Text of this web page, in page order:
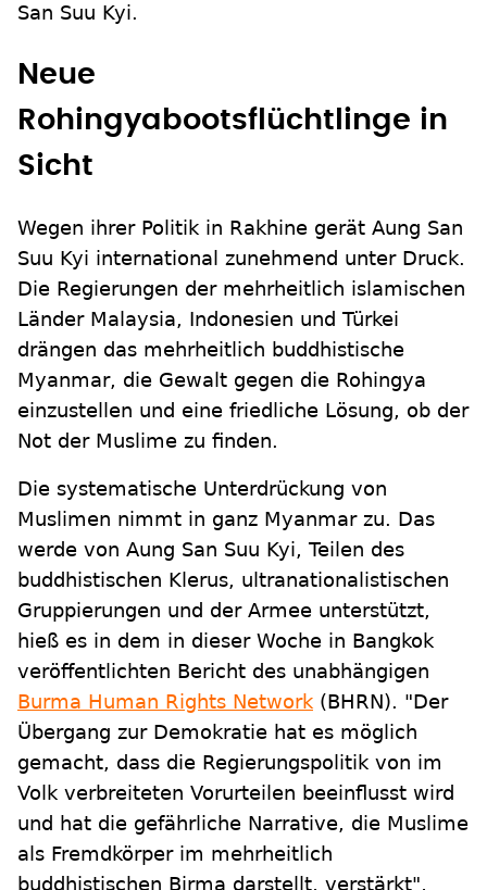
San Suu Kyi.
Neue
Rohingyabootsflüchtlinge in
Sicht
Wegen ihrer Politik in Rakhine gerät Aung San
Suu Kyi international zunehmend unter Druck.
Die Regierungen der mehrheitlich islamischen
Länder Malaysia, Indonesien und Türkei
drängen das mehrheitlich buddhistische
Myanmar, die Gewalt gegen die Rohingya
einzustellen und eine friedliche Lösung, ob der
Not der Muslime zu finden.
Die systematische Unterdrückung von
Muslimen nimmt in ganz Myanmar zu. Das
werde von Aung San Suu Kyi, Teilen des
buddhistischen Klerus, ultranationalistischen
Gruppierungen und der Armee unterstützt,
hieß es in dem in dieser Woche in Bangkok
veröffentlichten Bericht des unabhängigen
Burma Human Rights Network (BHRN). "Der
Übergang zur Demokratie hat es möglich
gemacht, dass die Regierungspolitik von im
Volk verbreiteten Vorurteilen beeinflusst wird
und hat die gefährliche Narrative, die Muslime
als Fremdkörper im mehrheitlich
buddhistischen Birma darstellt, verstärkt",